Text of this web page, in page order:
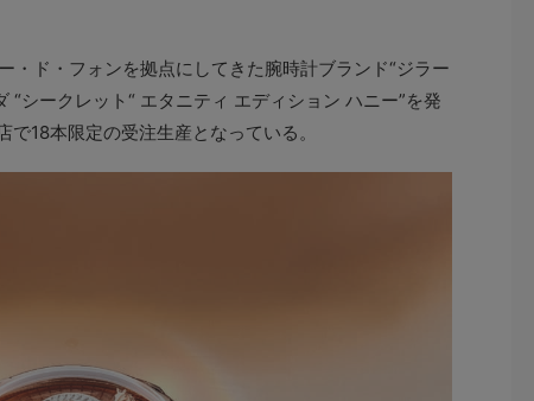
・ド・フォンを拠点にしてきた腕時計ブランド“ジラー
“シークレット“ エタニティ エディション ハニー”を発
18本限定の受注生産となっている。